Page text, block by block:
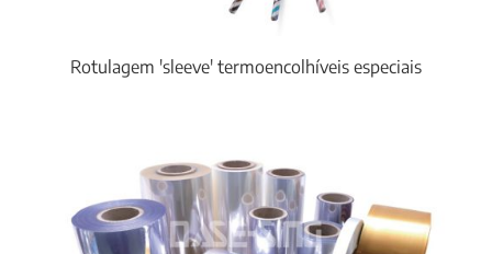
Rotulagem 'sleeve' termoencolhíveis especiais